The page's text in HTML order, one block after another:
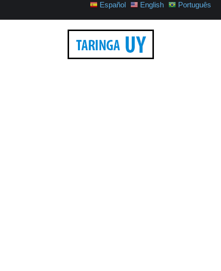
Español English Português